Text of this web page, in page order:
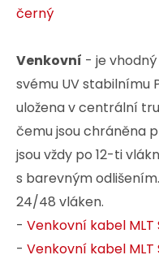
černý
Venkovní - je
svému UV stabilnímu
uložena v centrální
čemu jsou chráněna
jsou vždy po 12-ti
s barevným
24/48 vláken.
- Venkovní kabel MLT
- Venkovní kabel MLT